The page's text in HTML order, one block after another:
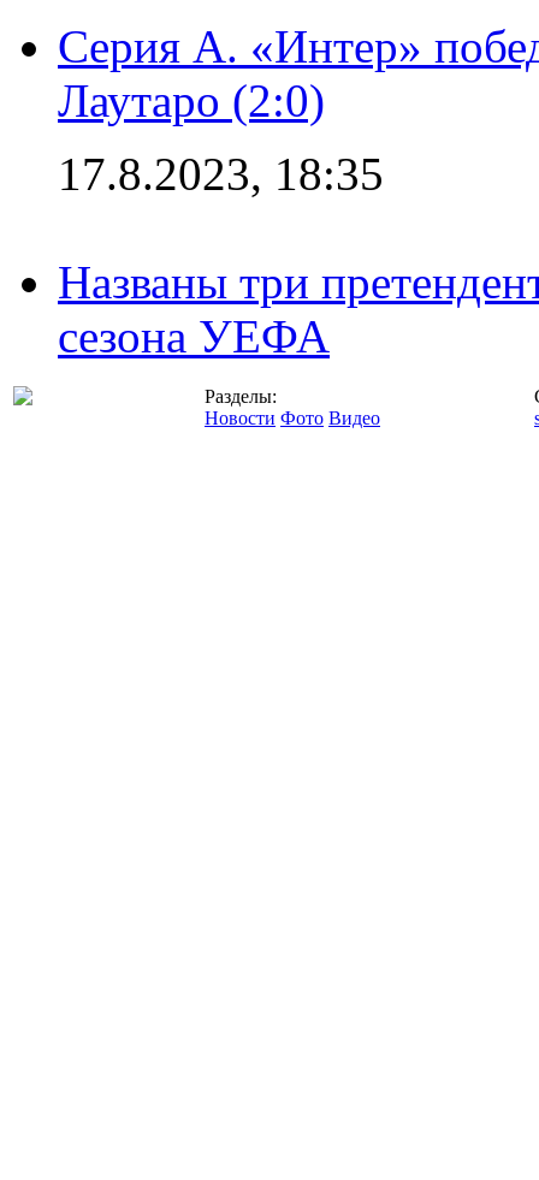
Серия А. «Интер»
Лаутаро (2:0)
17.8.2023, 18:35
Названы три
сезона УЕФА
Разделы:
Новости Фото Видео